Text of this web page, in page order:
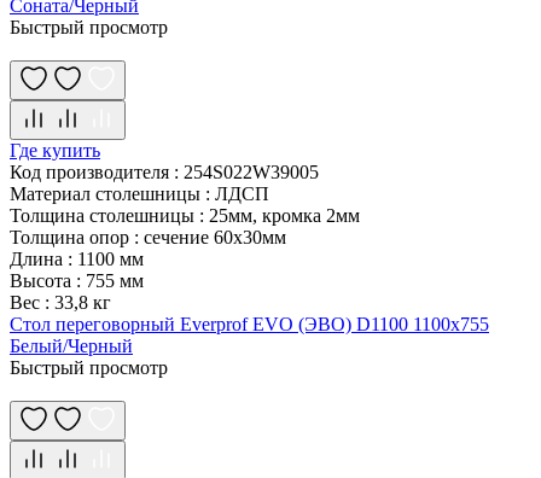
Соната/Черный
Быстрый просмотр
Где купить
Код производителя : 254S022W39005
Материал столешницы : ЛДСП
Толщина столешницы : 25мм, кромка 2мм
Толщина опор : сечение 60х30мм
Длина : 1100 мм
Высота : 755 мм
Вес : 33,8 кг
Стол переговорный Everprof EVO (ЭВО) D1100 1100x755
Белый/Черный
Быстрый просмотр